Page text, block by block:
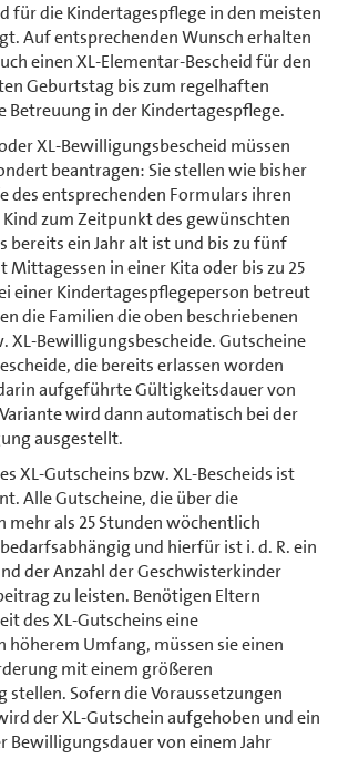
für die Kindertagespflege in den meisten
Auf entsprechenden Wunsch erhalten
einen XL-Elementar-Bescheid für den
Geburtstag bis zum regelhaften
in der Kindertagespflege.
XL-Bewilligungsbescheid müssen
beantragen: Sie stellen wie bisher
des entsprechenden Formulars ihren
zum Zeitpunkt des gewünschten
bereits ein Jahr alt ist und bis zu fünf
Mittagessen in einer Kita oder bis zu 25
einer Kindertagespflegeperson betreut
die Familien die oben beschriebenen
XL-Bewilligungsbescheide. Gutscheine
die bereits erlassen worden
aufgeführte Gültigkeitsdauer von
wird dann automatisch bei der
ausgestellt.
XL-Gutscheins bzw. XL-Bescheids ist
Alle Gutscheine, die über die
mehr als 25 Stunden wöchentlich
und hierfür ist i. d. R. ein
der Anzahl der Geschwisterkinder
zu leisten. Benötigen Eltern
des XL-Gutscheins eine
höherem Umfang, müssen sie einen
mit einem größeren
stellen. Sofern die Voraussetzungen
der XL-Gutschein aufgehoben und ein
Bewilligungsdauer von einem Jahr